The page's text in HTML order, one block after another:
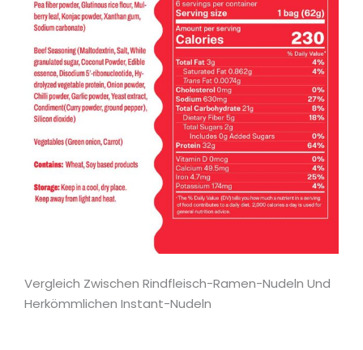
Vergleich Zwischen Rindfleisch-Ramen-Nudeln Und
Herkömmlichen Instant-Nudeln